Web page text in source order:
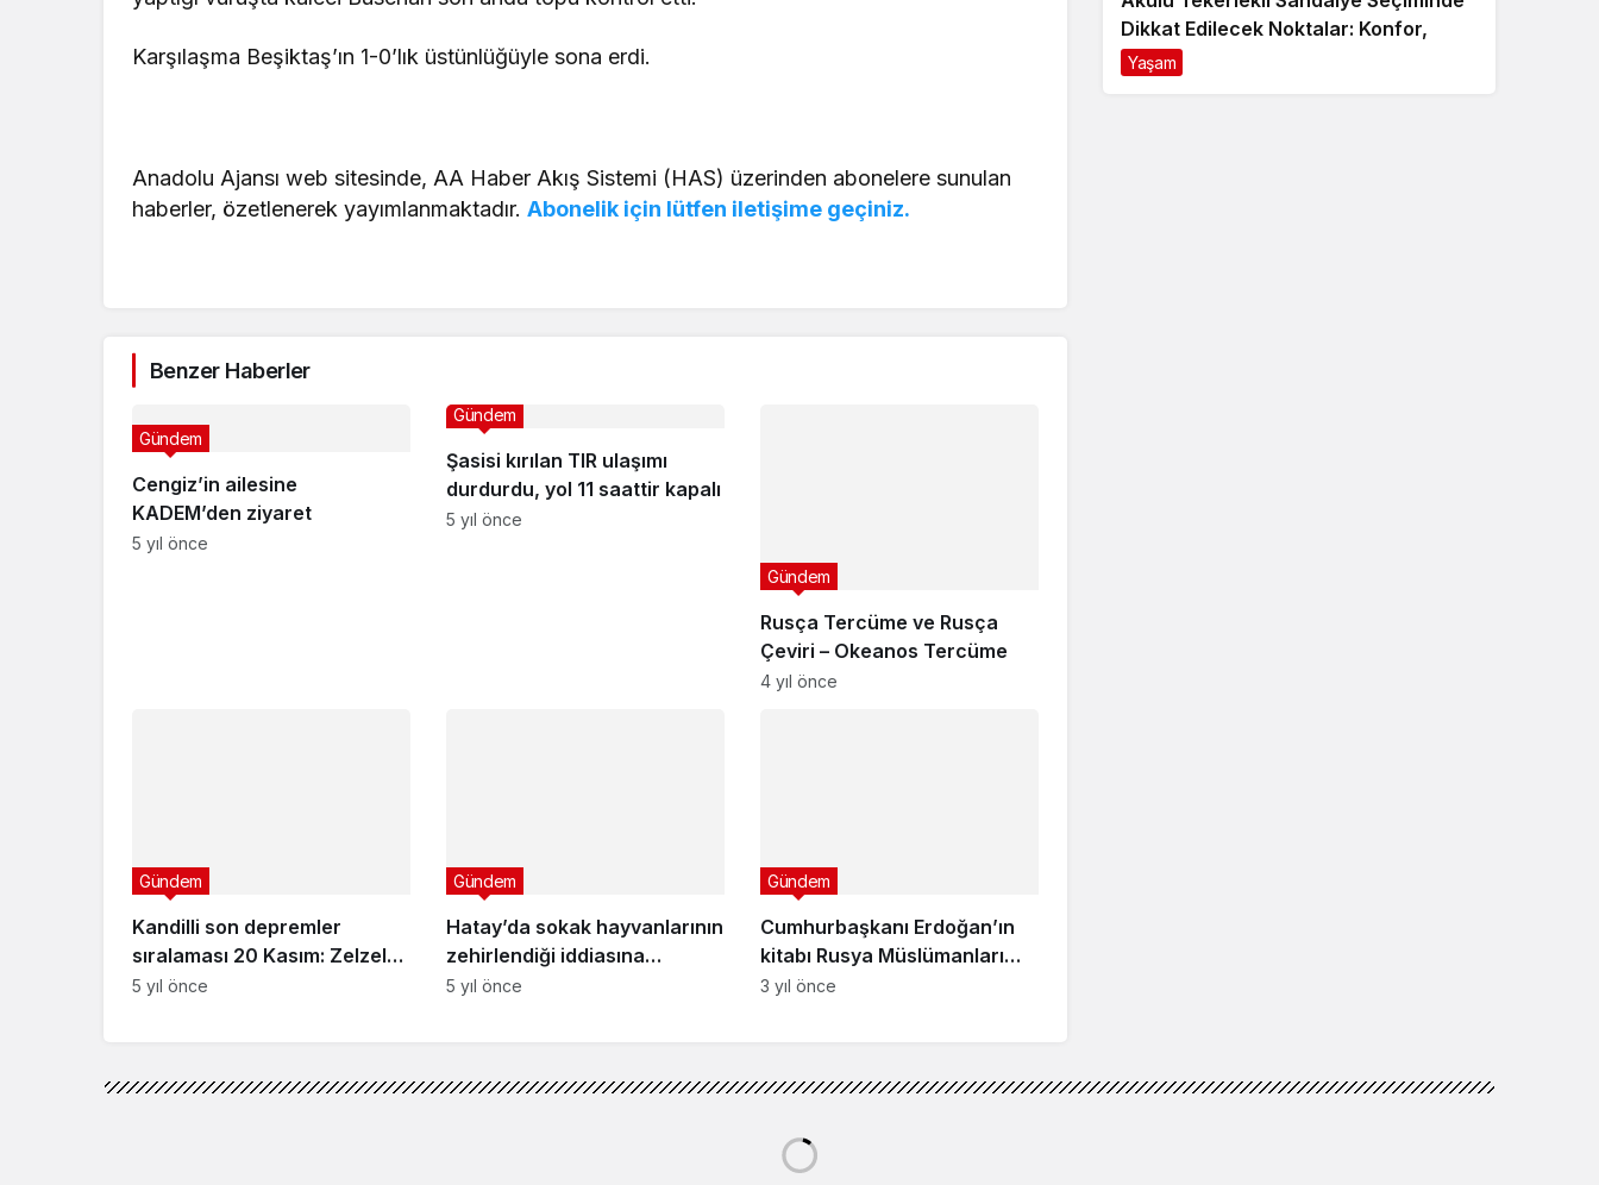
Karşılaşma Beşiktaş’ın 1-0’lık üstünlüğüyle sona erdi.
Anadolu Ajansı web sitesinde, AA Haber Akış Sistemi (HAS) üzerinden abonelere sunulan
haberler, özetlenerek yayımlanmaktadır.Abonelik için lütfen iletişime geçiniz.
Benzer Haberler
Cengiz’in ailesine
KADEM’den ziyaret
Gündem
5 yıl önce
Şasisi kırılan TIR ulaşımı
durdurdu, yol 11 saattir kapalı
Gündem
5 yıl önce
Dikkat Edilecek Noktalar: Konfor,
Güvenlik ve Doğru Model Tercihi
Yaşam